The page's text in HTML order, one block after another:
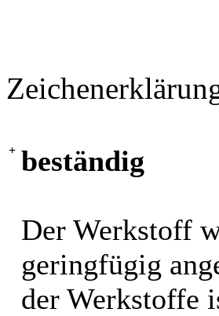
+ beständig
Der Werkstoff
geringfügig
der Werkstoffe